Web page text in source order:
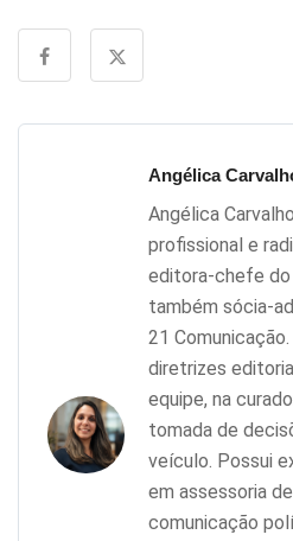
Angélica
Angélica
profissional e
editora-chefe do
também sócia-
21
diretrizes
equipe, na
tomada de
veículo. Possui
em assessoria
comunicação